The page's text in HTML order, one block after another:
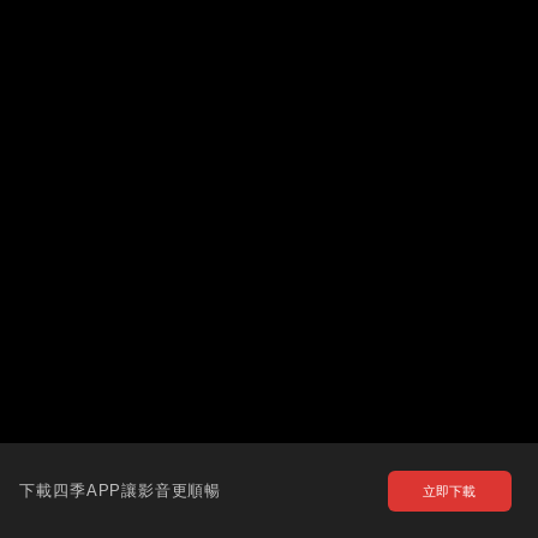
下載四季APP讓影音更順暢 立即下載